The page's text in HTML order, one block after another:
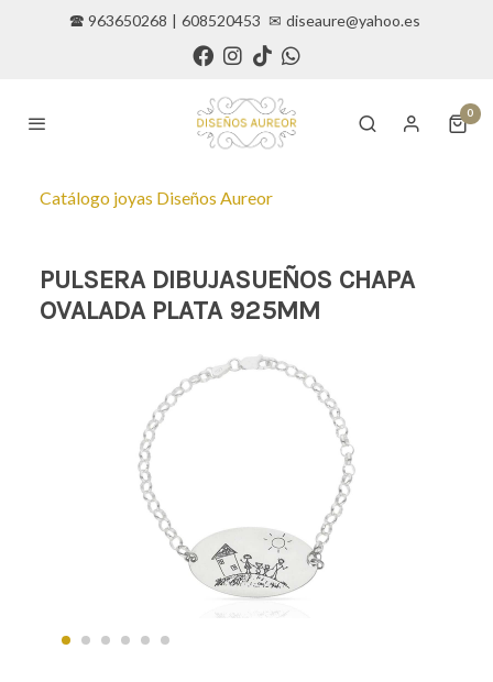
🕿 963650268 | 608520453 ✉ diseaure@yahoo.es
0
Catálogo joyas Diseños Aureor
PULSERA DIBUJASUEÑOS CHAPA
OVALADA PLATA 925MM